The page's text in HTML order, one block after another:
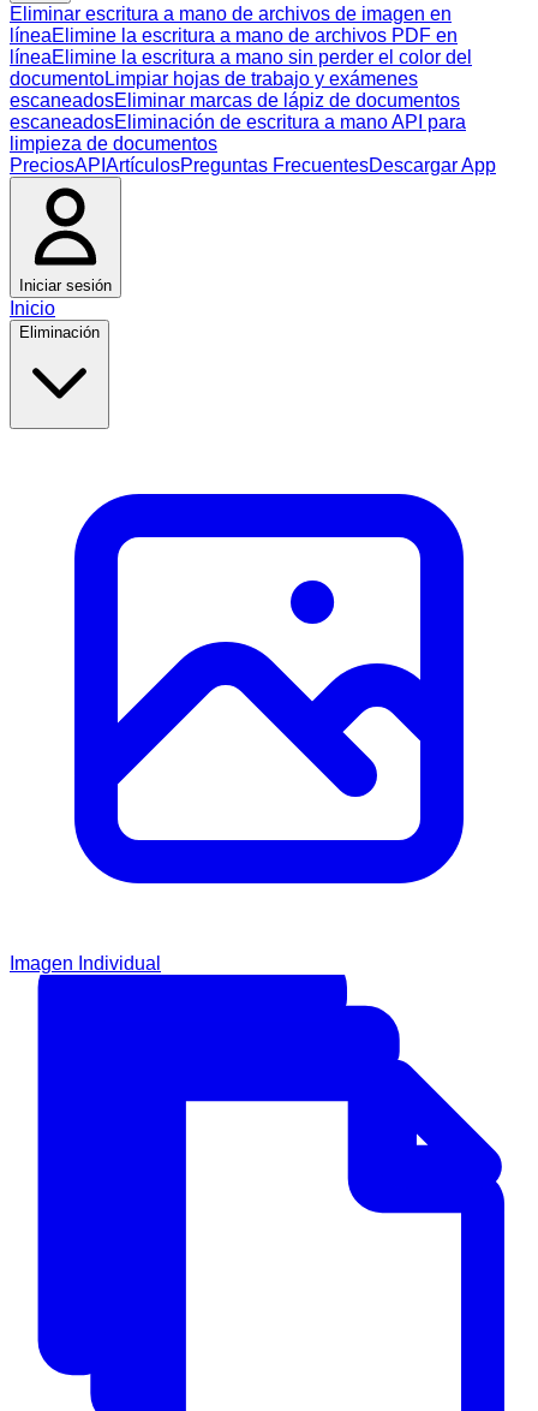
Eliminar escritura a mano de archivos de imagen en
líneaElimine la escritura a mano de archivos PDF en
líneaElimine la escritura a mano sin perder el color del
documentoLimpiar hojas de trabajo y exámenes
escaneadosEliminar marcas de lápiz de documentos
escaneadosEliminación de escritura a mano API para
limpieza de documentos
PreciosAPI ArtículosPreguntas FrecuentesDescargar App
Iniciar sesión
Inicio
Eliminación
Imagen Individual